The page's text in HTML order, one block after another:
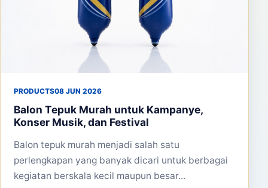
PRODUCTS08 JUN 2026
Balon Tepuk Murah untuk Kampanye,
Konser Musik, dan Festival
Balon tepuk murah menjadi salah satu
perlengkapan yang banyak dicari untuk berbagai
kegiatan berskala kecil maupun besar...